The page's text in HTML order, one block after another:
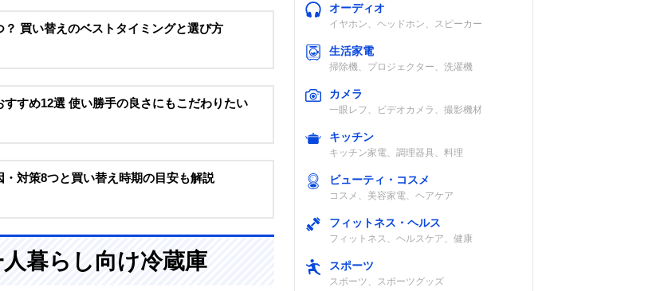
？ 買い替えのベストタイミングと選び方
すすめ12選 使い勝手の良さにもこだわりたい
対策8つと買い替え時期の目安も解説
暮らし向け冷蔵庫
オーディオ
イヤホン、ヘッドホン、スピーカー
生活家電
掃除機、プロジェクター、洗濯機
カメラ
一眼レフ、ビデオカメラ、撮影機材
キッチン
キッチン家電、調理器具、料理
ビューティ・コスメ
コスメ、美容家電、ヘアケア
フィットネス・ヘルス
フィットネス、ヘルスケア、健康
スポーツ
スポーツ、スポーツグッズ